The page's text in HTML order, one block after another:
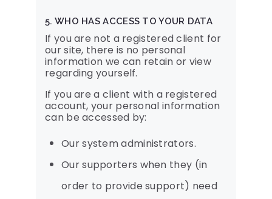
5. WHO HAS ACCESS TO YOUR DATA
If you are not a registered client for
our site, there is no personal
information we can retain or view
regarding yourself.
If you are a client with a registered
account, your personal information
can be accessed by:
Our system administrators.
Our supporters when they (in
order to provide support) need